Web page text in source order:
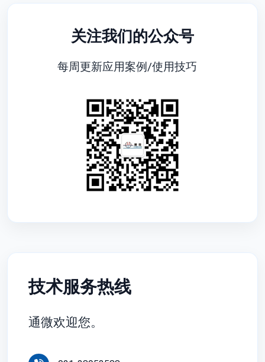
关注我们的公众号
每周更新应用案例/使用技巧
技术服务热线
通微欢迎您。